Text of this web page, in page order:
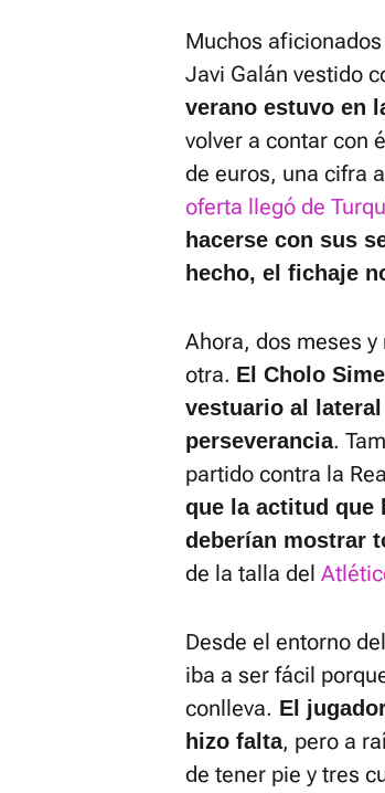
Muchos
Javi Galán vestido
verano estuvo en
volver a contar con
de euros, una cifra
oferta llegó de
hacerse con sus
hecho, el fichaje
Ahora, dos meses
otra. El Cholo
vestuario al
perseverancia.
partido contra la
que la actitud que
deberían mostrar
de la talla del
Desde el entorno
iba a ser fácil
conlleva. El
hizo falta, pero a
de tener pie y tres